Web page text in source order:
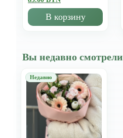
В корзину
Вы недавно смотрели